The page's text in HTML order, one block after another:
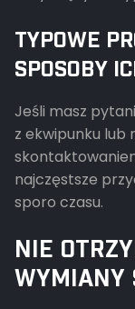
TYPOWE
SPOSOBY
Jeśli masz
z ekwipunku
najczęstsze
sporo czasu.
NIE
WYMIANY